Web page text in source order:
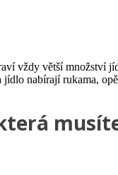
vždy větší množství
nabírají rukama,